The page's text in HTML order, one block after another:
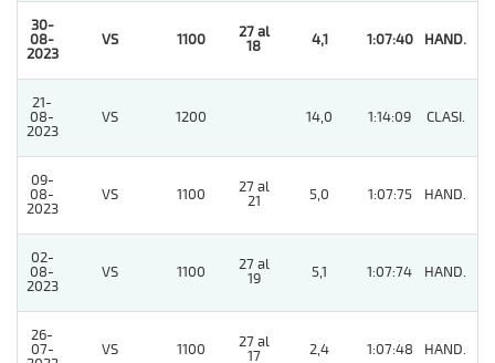
30-
08-
2023
VS 1100
27 al
18
4,1 1:07:40 HAND.
21-
08-
2023
VS 1200 14,0 1:14:09 CLASI.
09-
08-
2023
VS 1100
27 al
21
5,0 1:07:75 HAND.
02-
08-
2023
VS 1100
27 al
19
5,1 1:07:74 HAND.
26-
07-
VS 1100
27 al
17
2,4 1:07:48 HAND.